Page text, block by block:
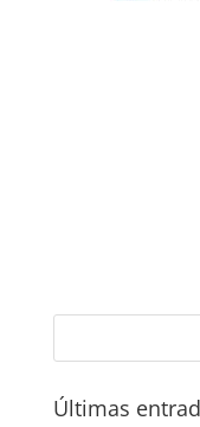
Últimas